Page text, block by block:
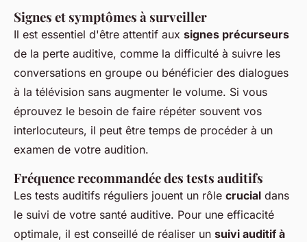
Signes et symptômes à surveiller
Il est essentiel d'être attentif aux signes précurseurs
de la perte auditive, comme la difficulté à suivre les
conversations en groupe ou bénéficier des dialogues
à la télévision sans augmenter le volume. Si vous
éprouvez le besoin de faire répéter souvent vos
interlocuteurs, il peut être temps de procéder à un
examen de votre audition.
Fréquence recommandée des tests auditifs
Les tests auditifs réguliers jouent un rôle crucial dans
le suivi de votre santé auditive. Pour une efficacité
optimale, il est conseillé de réaliser un suivi auditif à